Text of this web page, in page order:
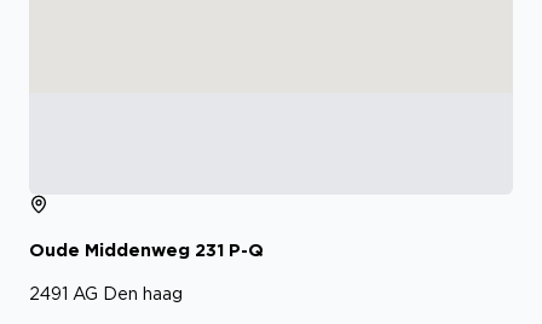
Oude Middenweg 231 P-Q
2491 AG Den haag